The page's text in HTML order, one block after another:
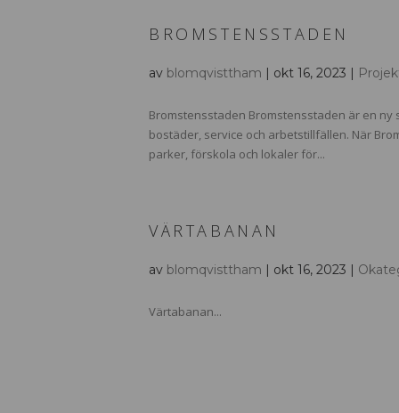
BROMSTENSSTADEN
av blomqvisttham | okt 16, 2023 |
Bromstensstaden Bromstensstaden är en
bostäder, service och arbetstillfällen. När
parker, förskola och lokaler för...
VÄRTABANAN
av blomqvisttham | okt 16, 2023 |
Värtabanan...